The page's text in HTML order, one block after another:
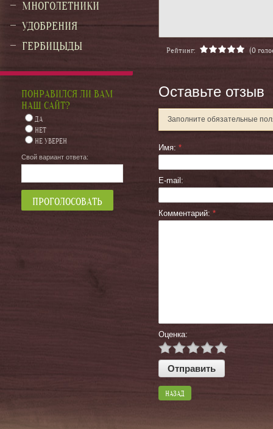
МНОГОЛЕТНИКИ
УДОБРЕНИЯ
ГЕРБИЦЫДЫ
ПОНРАВИЛСЯ ЛИ ВАМ
НАШ САЙТ?
ДА
НЕТ
НЕ УВЕРЕН
Свой вариант ответа:
Рейтинг: (0
Оставьте отзыв
Заполните обязательные
Имя: *
E-mail:
Комментарий: *
Оценка:
НАЗАД